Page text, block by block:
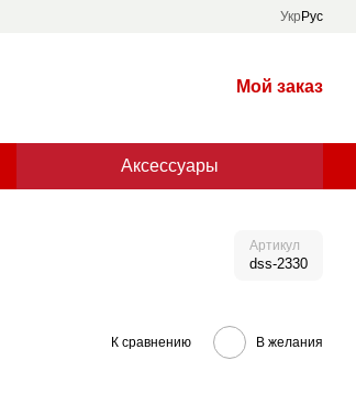
Укр Рус
Мой заказ
Аксессуары
Артикул
dss-2330
К сравнению В желания